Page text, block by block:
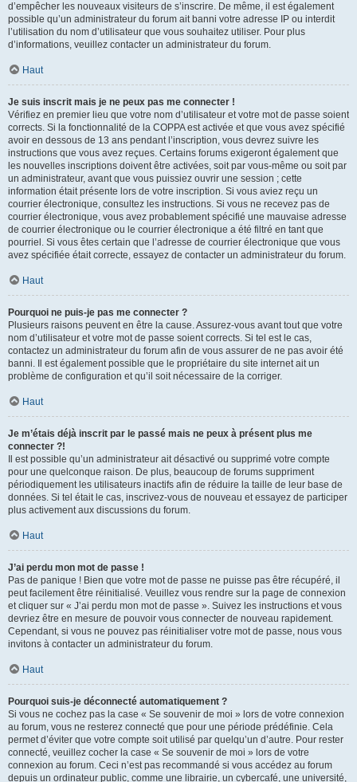
d’empêcher les nouveaux visiteurs de s’inscrire. De même, il est également
possible qu’un administrateur du forum ait banni votre adresse IP ou interdit
l’utilisation du nom d’utilisateur que vous souhaitez utiliser. Pour plus
d’informations, veuillez contacter un administrateur du forum.
Haut
Je suis inscrit mais je ne peux pas me connecter !
Vérifiez en premier lieu que votre nom d’utilisateur et votre mot de passe soient
corrects. Si la fonctionnalité de la COPPA est activée et que vous avez spécifié
avoir en dessous de 13 ans pendant l’inscription, vous devrez suivre les
instructions que vous avez reçues. Certains forums exigeront également que
les nouvelles inscriptions doivent être activées, soit par vous-même ou soit par
un administrateur, avant que vous puissiez ouvrir une session ; cette
information était présente lors de votre inscription. Si vous aviez reçu un
courrier électronique, consultez les instructions. Si vous ne recevez pas de
courrier électronique, vous avez probablement spécifié une mauvaise adresse
de courrier électronique ou le courrier électronique a été filtré en tant que
pourriel. Si vous êtes certain que l’adresse de courrier électronique que vous
avez spécifiée était correcte, essayez de contacter un administrateur du forum.
Haut
Pourquoi ne puis-je pas me connecter ?
Plusieurs raisons peuvent en être la cause. Assurez-vous avant tout que votre
nom d’utilisateur et votre mot de passe soient corrects. Si tel est le cas,
contactez un administrateur du forum afin de vous assurer de ne pas avoir été
banni. Il est également possible que le propriétaire du site internet ait un
problème de configuration et qu’il soit nécessaire de la corriger.
Haut
Je m’étais déjà inscrit par le passé mais ne peux à présent plus me
connecter ?!
Il est possible qu’un administrateur ait désactivé ou supprimé votre compte
pour une quelconque raison. De plus, beaucoup de forums suppriment
périodiquement les utilisateurs inactifs afin de réduire la taille de leur base de
données. Si tel était le cas, inscrivez-vous de nouveau et essayez de participer
plus activement aux discussions du forum.
Haut
J’ai perdu mon mot de passe !
Pas de panique ! Bien que votre mot de passe ne puisse pas être récupéré, il
peut facilement être réinitialisé. Veuillez vous rendre sur la page de connexion
et cliquer sur « J’ai perdu mon mot de passe ». Suivez les instructions et vous
devriez être en mesure de pouvoir vous connecter de nouveau rapidement.
Cependant, si vous ne pouvez pas réinitialiser votre mot de passe, nous vous
invitons à contacter un administrateur du forum.
Haut
Pourquoi suis-je déconnecté automatiquement ?
Si vous ne cochez pas la case « Se souvenir de moi » lors de votre connexion
au forum, vous ne resterez connecté que pour une période prédéfinie. Cela
permet d’éviter que votre compte soit utilisé par quelqu’un d’autre. Pour rester
connecté, veuillez cocher la case « Se souvenir de moi » lors de votre
connexion au forum. Ceci n’est pas recommandé si vous accédez au forum
depuis un ordinateur public, comme une librairie, un cybercafé, une université,